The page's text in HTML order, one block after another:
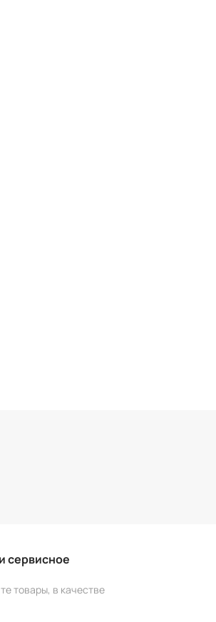
сервисное
товары, в качестве